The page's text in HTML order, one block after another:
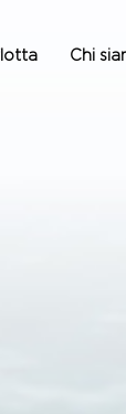
Chi